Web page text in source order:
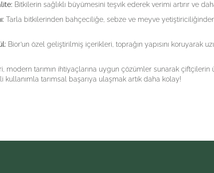
Bitkilerin sağlıklı büyümesini teşvik ederek verimi artırır ve
Tarla bitkilerinden bahçeciliğe, sebze ve meyve
Bior’un özel geliştirilmiş içerikleri, toprağın yapısını koruyarak
modern tarımın ihtiyaçlarına uygun çözümler sunarak
kullanımla tarımsal başarıya ulaşmak artık daha kolay!